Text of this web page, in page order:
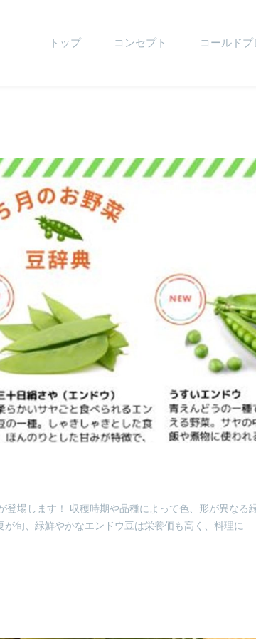
トップ コンセプト コールドプ
登場します！ 収穫時期や品種によって色、形が異なる
旬、緑鮮やかなエンドウ豆は栄養価も高く、料理に